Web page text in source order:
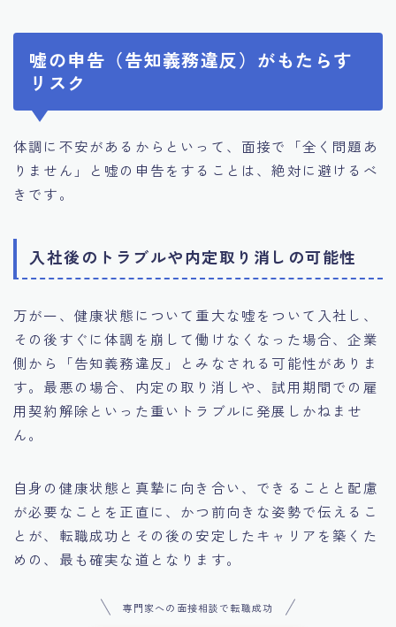
嘘の申告（告知義務違反）がもたらす
リスク
体調に不安があるからといって、面接で「全く問題あ
りません」と嘘の申告をすることは、絶対に避けるべ
きです。
入社後のトラブルや内定取り消しの可能性
万が一、健康状態について重大な嘘をついて入社し、
その後すぐに体調を崩して働けなくなった場合、企業
側から「告知義務違反」とみなされる可能性がありま
す。最悪の場合、内定の取り消しや、試用期間での雇
用契約解除といった重いトラブルに発展しかねませ
ん。
自身の健康状態と真摯に向き合い、できることと配慮
が必要なことを正直に、かつ前向きな姿勢で伝えるこ
とが、転職成功とその後の安定したキャリアを築くた
めの、最も確実な道となります。
専門家への面接相談で転職成功